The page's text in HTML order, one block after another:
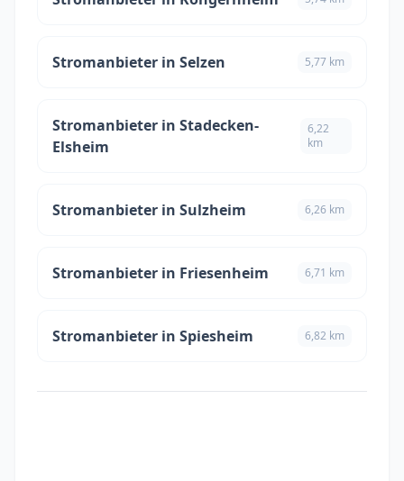
Stromanbieter in Selzen 5,77 km
Stromanbieter in Stadecken-
Elsheim
6,22
km
Stromanbieter in Sulzheim 6,26 km
Stromanbieter in Friesenheim 6,71 km
Stromanbieter in Spiesheim 6,82 km